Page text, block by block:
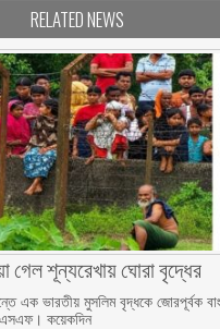
RELATED NEWS
গেল শূন্যরেখায় ঘোরা বৃদ্ধের
এক ভারতীয় মুসলিম বৃদ্ধকে জোরপূর্বক
কয়েকদিন